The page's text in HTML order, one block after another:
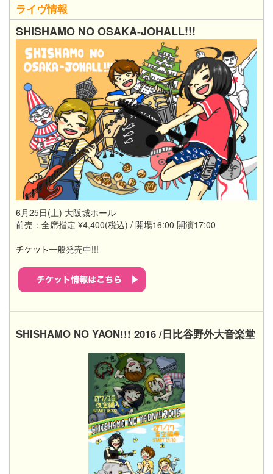
ライヴ情報
SHISHAMO NO OSAKA-JOHALL!!!
6月25日(土) 大阪城ホール
前売：全席指定 ¥4,400(税込) / 開場16:00 開演17:00
一般発売中!!!
SHISHAMO NO YAON!!! 2016 /日比谷野外大音楽堂